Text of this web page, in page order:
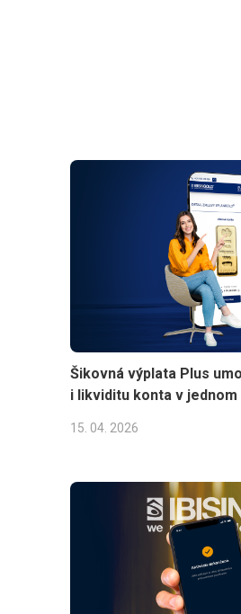
Šikovná výplata Plus
i likviditu konta v
15. 04. 2026